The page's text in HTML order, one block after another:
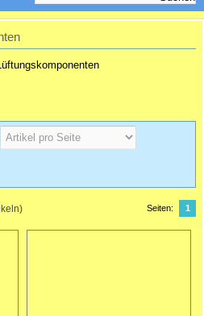
Seiten: 1